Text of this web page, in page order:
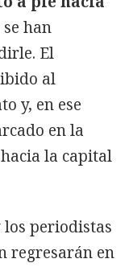
han
El
al
y, en ese
en la
la capital
los periodistas
regresarán en